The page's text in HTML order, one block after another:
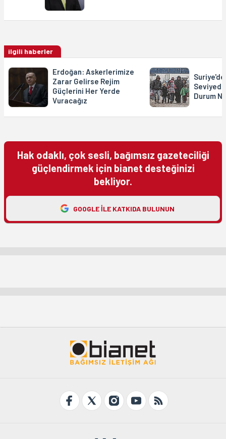
ilgili haberler
Erdoğan: Askerlerimize
Zarar Gelirse Rejim
Güçlerini Her Yerde
Vuracağız
Durum
Hak odaklı, çok sesli, bağımsız gazeteciliği
güçlendirmek için bianet desteğinizi
bekliyor.
GOOGLE ILE KATKIDA BULUNUN